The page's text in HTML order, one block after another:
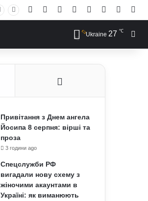
Facebook YouTubeInstagram
RSS Log In
Ukraine 27 ℃
Привітання з Днем ангела
Йосипа 8 серпня: вірші та
проза
3 години ago
Спецслужби РФ
вигадали нову схему з
жіночими акаунтами в
Україні: як виманюють